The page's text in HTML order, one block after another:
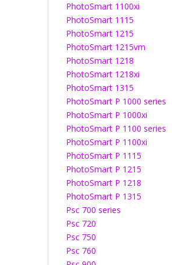
PhotoSmart 1100xi
PhotoSmart 1115
PhotoSmart 1215
PhotoSmart 1215vm
PhotoSmart 1218
PhotoSmart 1218xi
PhotoSmart 1315
PhotoSmart P 1000 series
PhotoSmart P 1000xi
PhotoSmart P 1100 series
PhotoSmart P 1100xi
PhotoSmart P 1115
PhotoSmart P 1215
PhotoSmart P 1218
PhotoSmart P 1315
Psc 700 series
Psc 720
Psc 750
Psc 760